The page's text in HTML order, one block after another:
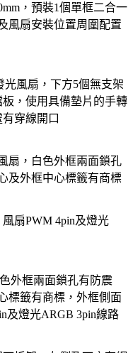
，預裝1個單框二合一
風扇安裝位置周圍配置
光風扇，下方5個無支架
，使用具備墊片的手轉
穿線開口
扇，白色外框兩面鎖孔
及外框中心標籤有商標
扇PWM 4pin及燈光
外框兩面鎖孔有防震
標籤有商標，外框側面
及燈光ARGB 3pin線路